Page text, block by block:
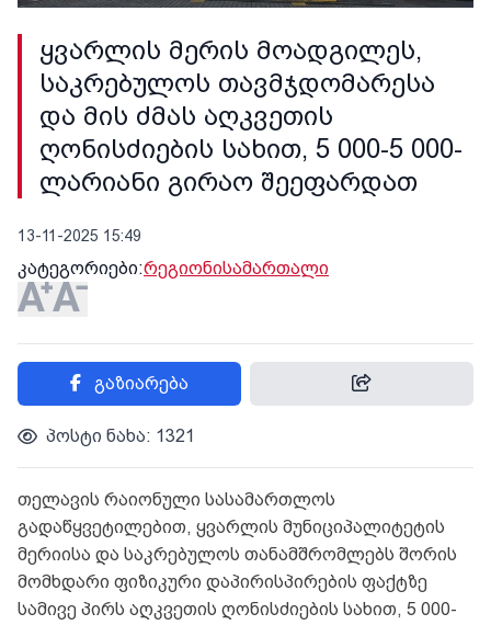
ყვარლის მერის მოადგილეს,
საკრებულოს თავმჯდომარესა
და მის ძმას აღკვეთის
ღონისძიების სახით, 5 000-5 000-
ლარიანი გირაო შეეფარდათ
13-11-2025 15:49
კატეგორიები:რეგიონისამართალი
გაზიარება
პოსტი ნახა: 1321
თელავის რაიონული სასამართლოს
გადაწყვეტილებით, ყვარლის მუნიციპალიტეტის
მერიისა და საკრებულოს თანამშრომლებს შორის
მომხდარი ფიზიკური დაპირისპირების ფაქტზე
სამივე პირს აღკვეთის ღონისძიების სახით, 5 000-